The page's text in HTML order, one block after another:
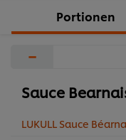
Portionen
−
Sauce
LUKULL Sauce